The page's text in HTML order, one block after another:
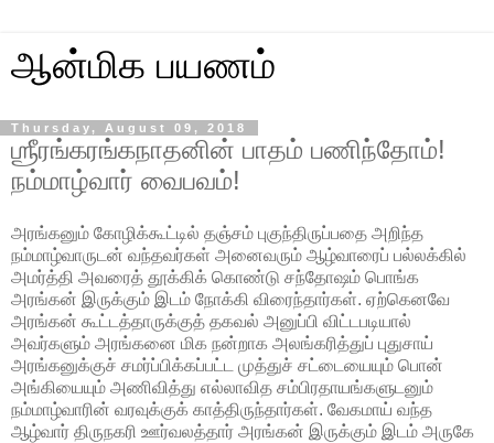
ஆன்மிக பயணம்
Thursday, August 09, 2018
ஶ்ரீரங்கரங்கநாதனின் பாதம் பணிந்தோம்!
நம்மாழ்வார் வைபவம்!
அரங்கனும் கோழிக்கூட்டில் தஞ்சம் புகுந்திருப்பதை அறிந்த
நம்மாழ்வாருடன் வந்தவர்கள் அனைவரும் ஆழ்வாரைப் பல்லக்கில்
அமர்த்தி அவரைத் தூக்கிக் கொண்டு சந்தோஷம் பொங்க
அரங்கன் இருக்கும் இடம் நோக்கி விரைந்தார்கள். ஏற்கெனவே
அரங்கன் கூட்டத்தாருக்குத் தகவல் அனுப்பி விட்டபடியால்
அவர்களும் அரங்கனை மிக நன்றாக அலங்கரித்துப் புதுசாய்
அரங்கனுக்குச் சமர்ப்பிக்கப்பட்ட முத்துச் சட்டையையும் பொன்
அங்கியையும் அணிவித்து எல்லாவித சம்பிரதாயங்களுடனும்
நம்மாழ்வாரின் வரவுக்குக் காத்திருந்தார்கள். வேகமாய் வந்த
ஆழ்வார் திருநகரி ஊர்வலத்தார் அரங்கன் இருக்கும் இடம் அருகே